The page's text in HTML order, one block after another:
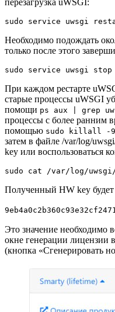
перезагрузка uWSGI:
sudo service uwsgi
Необходимо подождать
только после этого
sudo service uwsgi stop
При каждом рестарте
старые процессы uWSGI
помощи ps aux | grep
процессы с более ранним
помощью sudo killall -9
затем в файле /var/log/
key или воспользоваться
sudo cat /var/log/
Полученный HW key
Это значение необходимо
окне генерации лицензии
(кнопка «Сгенерировать